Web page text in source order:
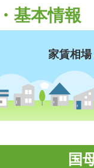
基本情報
家賃相場
国